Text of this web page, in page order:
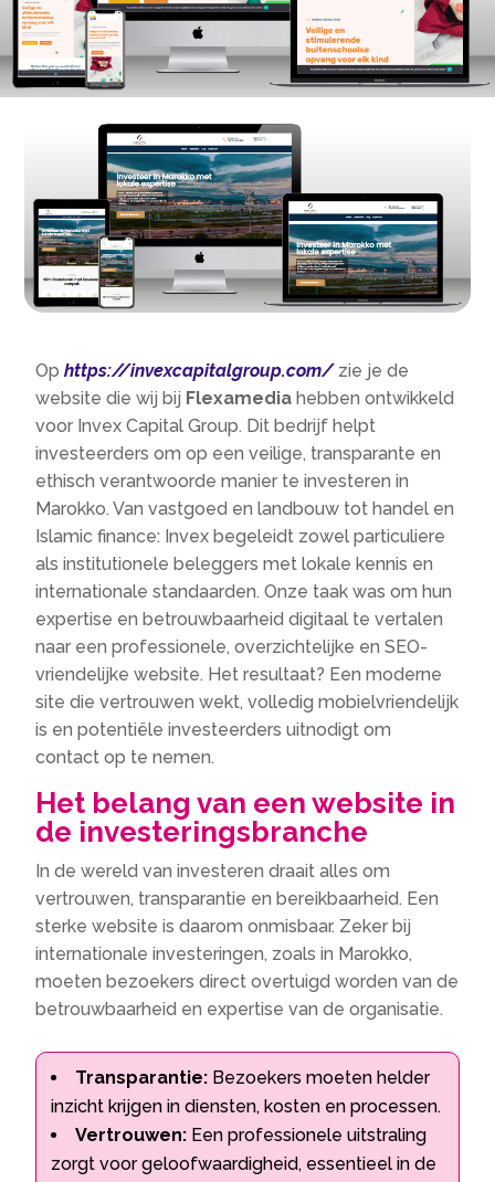
Ophttps://invexcapitalgroup.com/zie je de
website die wij bij Flexamedia hebben ontwikkeld
voor Invex Capital Group. Dit bedrijf helpt
investeerders om op een veilige, transparante en
ethisch verantwoorde manier te investeren in
Marokko. Van vastgoed en landbouw tot handel en
Islamic finance: Invex begeleidt zowel particuliere
als institutionele beleggers met lokale kennis en
internationale standaarden. Onze taak was om hun
expertise en betrouwbaarheid digitaal te vertalen
naar een professionele, overzichtelijke en SEO-
vriendelijke website. Het resultaat? Een moderne
site die vertrouwen wekt, volledig mobielvriendelijk
is en potentiële investeerders uitnodigt om
contact op te nemen.
Het belang van een website in
de investeringsbranche
In de wereld van investeren draait alles om
vertrouwen, transparantie en bereikbaarheid. Een
sterke website is daarom onmisbaar. Zeker bij
internationale investeringen, zoals in Marokko,
moeten bezoekers direct overtuigd worden van de
betrouwbaarheid en expertise van de organisatie.
Transparantie: Bezoekers moeten helder
inzicht krijgen in diensten, kosten en processen.
Vertrouwen: Een professionele uitstraling
zorgt voor geloofwaardigheid, essentieel in de